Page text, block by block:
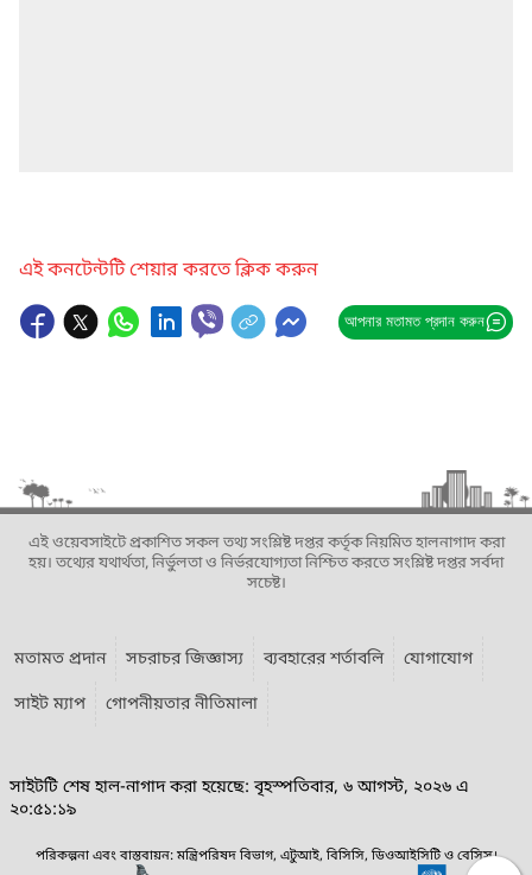
এই কনটেন্টটি শেয়ার করতে ক্লিক করুন
আপনার মতামত প্রদান করুন
এই ওয়েবসাইটে প্রকাশিত সকল তথ্য সংশ্লিষ্ট দপ্তর কর্তৃক নিয়মিত হালনাগাদ করা
হয়। তথ্যের যথার্থতা, নির্ভুলতা ও নির্ভরযোগ্যতা নিশ্চিত করতে সংশ্লিষ্ট দপ্তর সর্বদা
সচেষ্ট।
মতামত প্রদান সচরাচর জিজ্ঞাস্য ব্যবহারের শর্তাবলি
যোগাযোগ
সাইট ম্যাপ
গোপনীয়তার নীতিমালা
সাইটটি শেষ হাল-নাগাদ করা হয়েছে: বৃহস্পতিবার, ৬ আগস্ট, ২০২৬ এ
২০:৫১:১৯
পরিকল্পনা এবং বাস্তবায়ন: মন্ত্রিপরিষদ বিভাগ, এটুআই, বিসিসি, ডিওআইসিটি ও বেসিস।